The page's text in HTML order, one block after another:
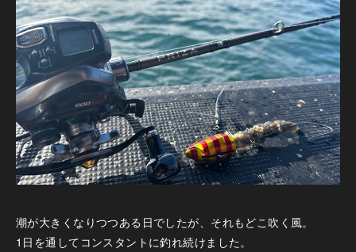
潮が大きくなりつつある日でしたが、それもどこ吹く風。
1日を通してコンスタントに釣れ続けました。